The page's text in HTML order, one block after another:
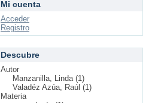
Mi cuenta
Acceder
Registro
Descubre
Autor
Manzanilla, Linda (1)
Valadéz Azúa, Raúl (1)
Materia